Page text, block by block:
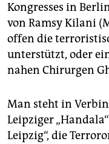
Kongresses in
von Ramsy Kilani
offen die
unterstützt, oder
nahen Chirurgen
Man steht in
Leipziger
Leipzig“, die